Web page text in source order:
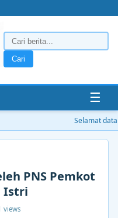
Cari
☰
Selamat
PNS Pemkot
Istri
views